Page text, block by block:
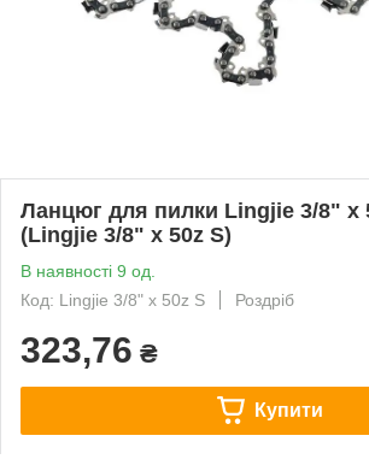
Ланцюг для пилки Lingjie 3/8" х
(Lingjie 3/8" x 50z S)
В наявності 9 од.
Код: Lingjie 3/8" x 50z S
Роздріб
323,76 ₴
Купити